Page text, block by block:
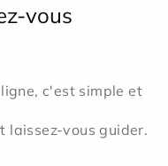
vous
c'est simple et
laissez-vous guider.